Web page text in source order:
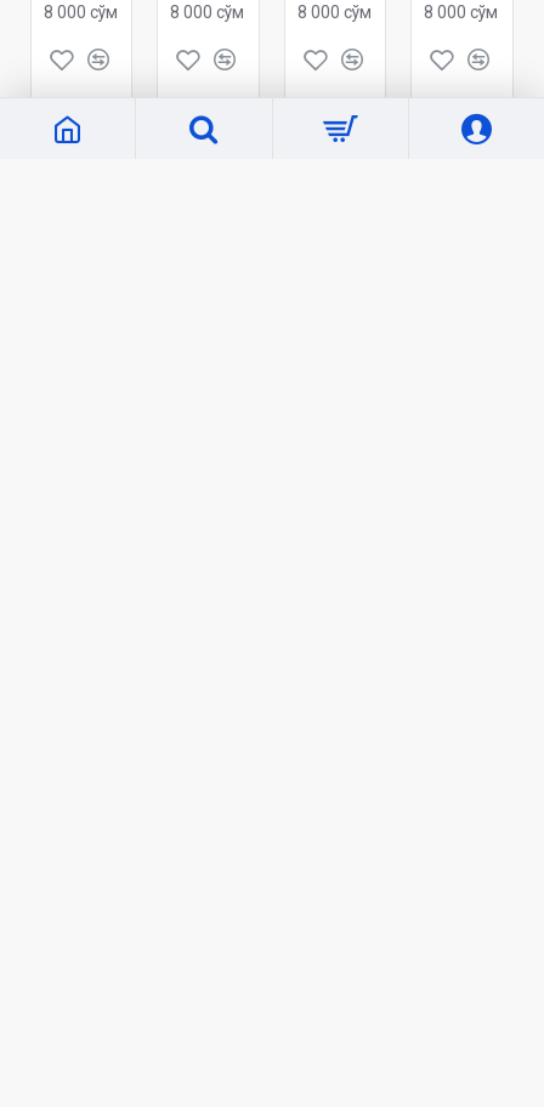
8 000 сўм 8 000 сўм 8 000 сўм 8 000 сўм